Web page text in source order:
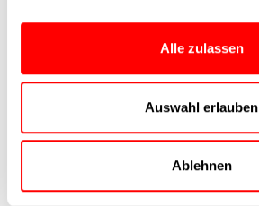
Alle zulassen
Auswahl erlauben
Ablehnen
Max. Vorschubkraft 800N
CTL